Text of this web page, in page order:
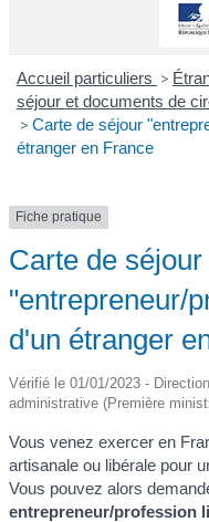
Accueil particuliers >
séjour et documents de
> Carte de séjour
étranger en France
Fiche pratique
Carte de séjour
"entrepreneur/
d'un étranger
Vérifié le 01/01/2023 -
administrative (Première
Vous venez exercer en
artisanale ou libérale pour
Vous pouvez alors
entrepreneur/profession